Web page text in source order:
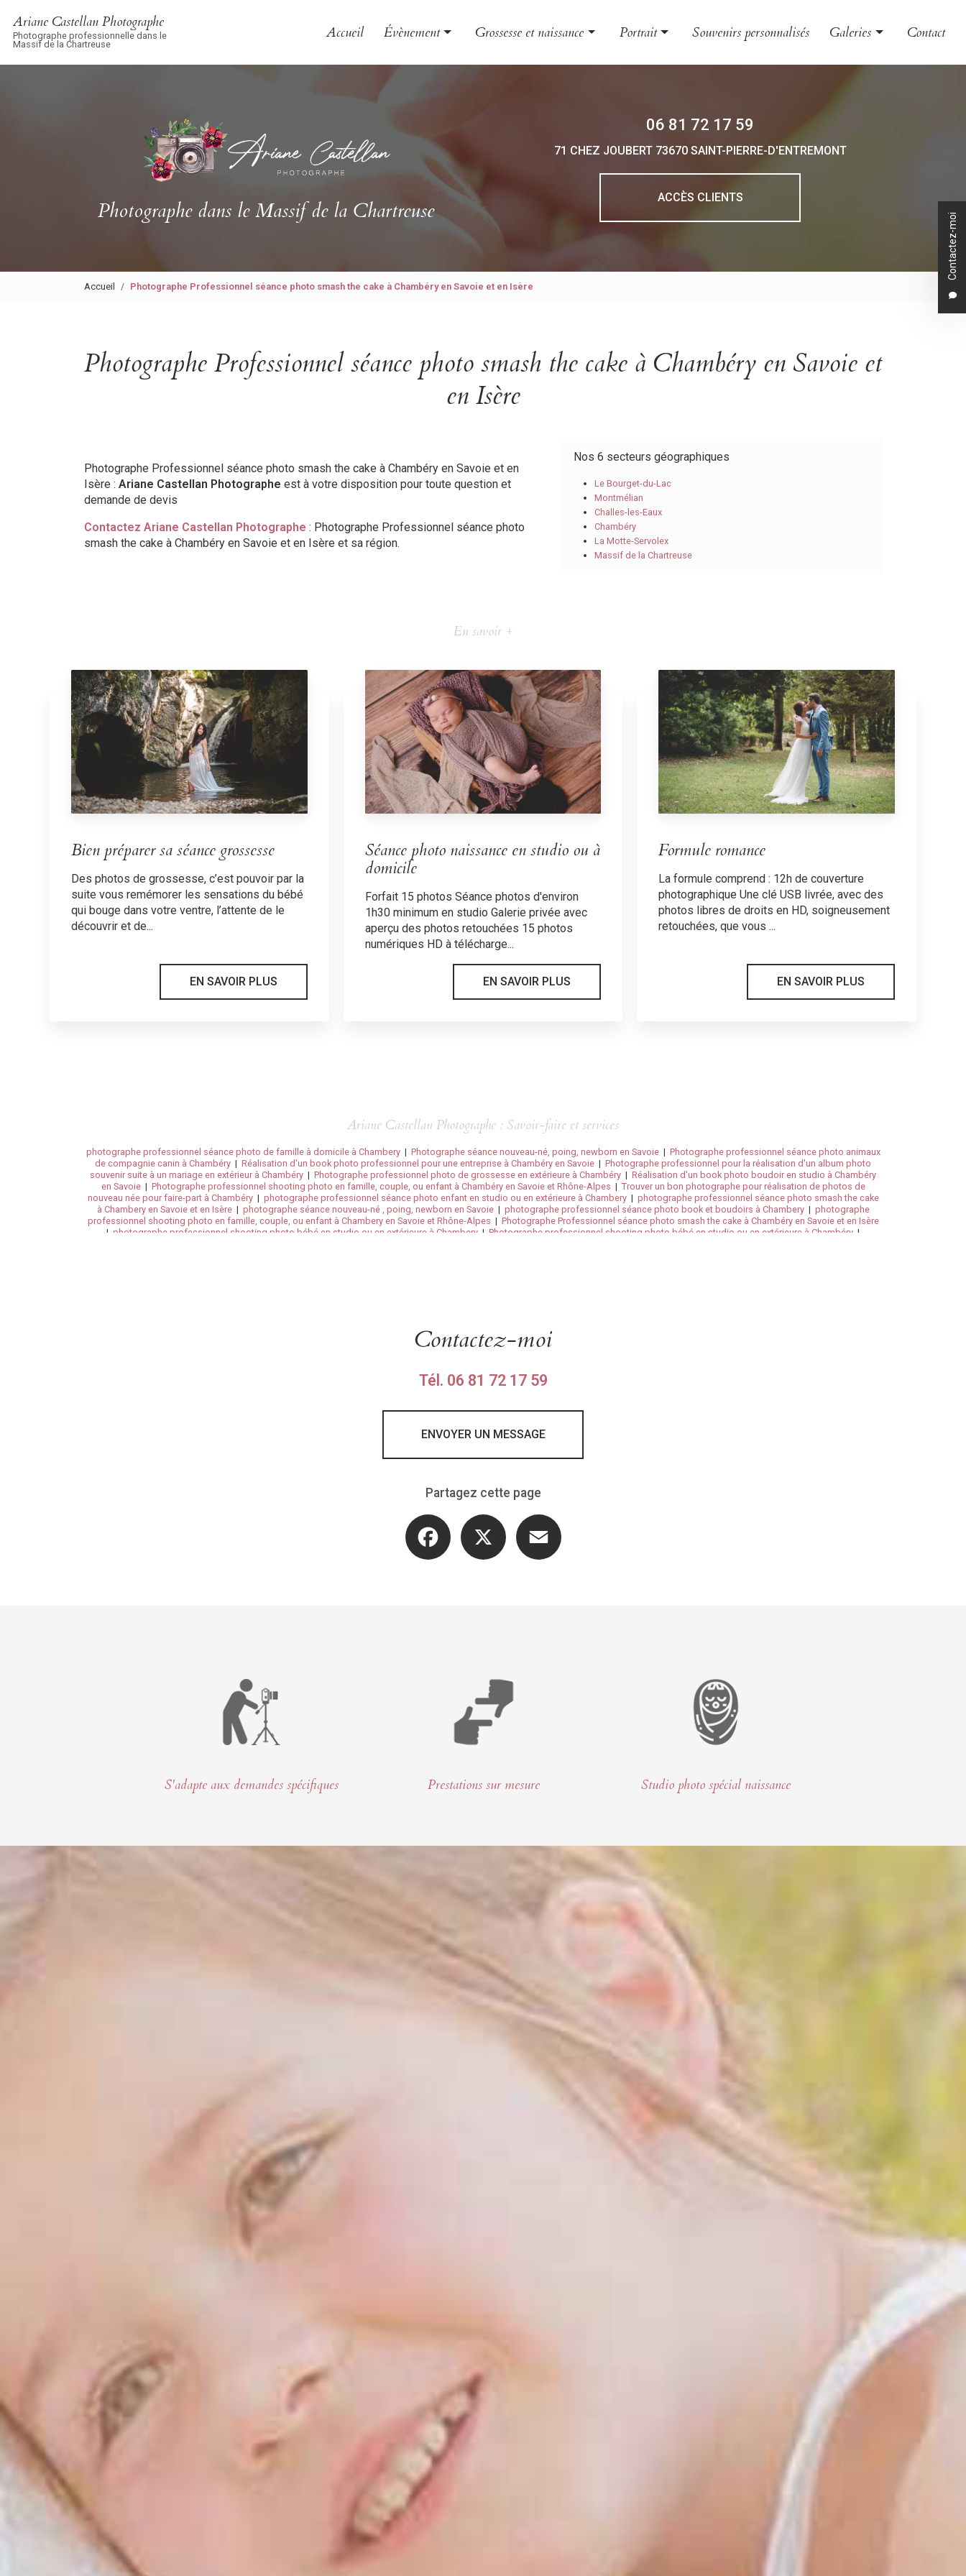
contenu
Ariane Castellan Photographe
Photographe professionnelle dans le
Massif de la Chartreuse
Contactez-moi
Accueil Évènement
Mariage
Grossesse et naissance Portrait
Book et boudoir
Photo d'entreprise
Souvenirs personnalisés Galeries Contact
Photographe dans le Massif de la Chartreuse
06 81 72 17 59
71 CHEZ JOUBERT 73670 SAINT-PIERRE-D'ENTREMONT
ACCÈS CLIENTS
Accueil Photographe Professionnel séance photo smash the cake à Chambéry en Savoie et en Isère
Photographe Professionnel séance photo smash the cake à Chambéry en Savoie et
en Isère
Photographe Professionnel séance photo smash the cake à Chambéry en Savoie et en
Isère : Ariane Castellan Photographe est à votre disposition pour toute question et
demande de devis
Contactez Ariane Castellan Photographe : Photographe Professionnel séance photo
smash the cake à Chambéry en Savoie et en Isère et sa région.
Nos 6 secteurs géographiques
Le Bourget-du-Lac
Montmélian
Challes-les-Eaux
Chambéry
La Motte-Servolex
Massif de la Chartreuse
En savoir +
Bien préparer sa séance grossesse
Des photos de grossesse, c’est pouvoir par la
suite vous remémorer les sensations du bébé
qui bouge dans votre ventre, l’attente de le
découvrir et de...
EN SAVOIR PLUS
Séance photo naissance en studio ou à
domicile
Forfait 15 photos Séance photos d'environ
1h30 minimum en studio Galerie privée avec
aperçu des photos retouchées 15 photos
numériques HD à télécharge...
EN SAVOIR PLUS
Formule romance
La formule comprend : 12h de couverture
photographique Une clé USB livrée, avec des
photos libres de droits en HD, soigneusement
retouchées, que vous ...
EN SAVOIR PLUS
Ariane Castellan Photographe : Savoir-faire et services
photographe professionnel séance photo de famille à domicile à Chambery| Photographe séance nouveau-né, poing, newborn en Savoie| Photographe professionnel séance photo animaux
de compagnie canin à Chambéry | Réalisation d'un book photo professionnel pour une entreprise à Chambéry en Savoie | Photographe professionnel pour la réalisation d'un album photo
souvenir suite à un mariage en extérieur à Chambéry | Photographe professionnel photo de grossesse en extérieure à Chambéry | Réalisation d'un book photo boudoir en studio à Chambéry
en Savoie| Photographe professionnel shooting photo en famille, couple, ou enfant à Chambéry en Savoie et Rhône-Alpes | Trouver un bon photographe pour réalisation de photos de
nouveau née pour faire-part à Chambéry| photographe professionnel séance photo enfant en studio ou en extérieure à Chambery| photographe professionnel séance photo smash the cake
à Chambery en Savoie et en Isère| photographe séance nouveau-né , poing, newborn en Savoie| photographe professionnel séance photo book et boudoirs à Chambery| photographe
professionnel shooting photo en famille, couple, ou enfant à Chambery en Savoie et Rhône-Alpes | Photographe Professionnel séance photo smash the cake à Chambéry en Savoie et en Isère
| photographe professionnel shooting photo bébé en studio ou en extérieure à Chambery | Photographe professionnel shooting photo bébé en studio ou en extérieure à Chambéry |
Contactez-moi
Tél. 06 81 72 17 59
ENVOYER UN MESSAGE
Partagez cette page
Facebook
S'adapte aux demandes spécifiques Prestations sur mesure Studio photo spécial naissance